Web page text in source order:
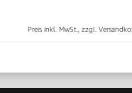
Preis inkl. MwSt., zzgl.